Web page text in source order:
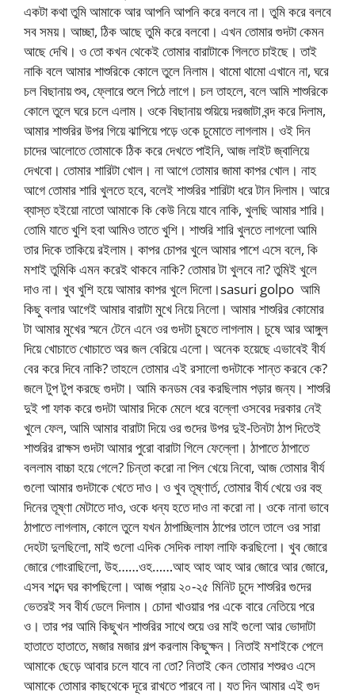
একটা কথা তুমি আমাকে আর আপনি আপনি করে বলবে না। তুমি করে বলবে
সব সময়। আচ্ছা, ঠিক আছে তুমি করে বলবো। এখন তোমার গুদটা কেমন
আছে দেখি। ও তো কখন থেকেই তোমার বারাটাকে গিলতে চাইছে। তাই
নাকি বলে আমার শাশুরিকে কোলে তুলে নিলাম। থামো থামো এখানে না, ঘরে
চল বিছানায় শুব, ফ্লোরে শুলে পিঠে লাগে। চল তাহলে, বলে আমি শাশুরিকে
কোলে তুলে ঘরে চলে এলাম। ওকে বিছানায় শুয়িয়ে দরজাটা বন্দ করে দিলাম,
আমার শাশুরির উপর গিয়ে ঝাপিয়ে পড়ে ওকে চুমোতে লাগলাম। ওই দিন
চাদের আলোতে তোমাকে ঠিক করে দেখতে পাইনি, আজ লাইট জ্বালিয়ে
দেখবো। তোমার শারিটা খোল। না আগে তোমার জামা কাপর খোল। নাহ
আগে তোমার শারি খুলতে হবে, বলেই শাশুরির শারিটা ধরে টান দিলাম। আরে
ব্যাস্ত হইয়ো নাতো আমাকে কি কেউ নিয়ে যাবে নাকি, খুলছি আমার শারি।
তোমি যাতে খুশি হবা আমিও তাতে খুশি। শাশুরি শারি খুলতে লাগলো আমি
তার দিকে তাকিয়ে রইলাম। কাপর চোপর খুলে আমার পাশে এসে বলে, কি
মশাই তুমিকি এমন করেই থাকবে নাকি? তোমার টা খুলবে না? তুমিই খুলে
দাও না। খুব খুশি হয়ে আমার কাপর খুলে দিলো।sasuri golpo আমি
কিছু বলার আগেই আমার বারাটা মুখে নিয়ে নিলো। আমার শাশুরির কোমোর
টা আমার মুখের স্মনে টেনে এনে ওর গুদটা চুষতে লাগলাম। চুষে আর আঙ্গুল
দিয়ে খোচাতে খোচাতে অর জল বেরিয়ে এলো। অনেক হয়েছে এভাবেই বীর্য
বের করে দিবে নাকি? তাহলে তোমার এই রসালো গুদটাকে শান্ত করবে কে?
জলে টুপ টুপ করছে গুদটা। আমি কনডম বের করছিলাম পড়ার জন্য। শাশুরি
দুই পা ফাক করে গুদটা আমার দিকে মেলে ধরে বল্লো ওসবের দরকার নেই
খুলে ফেল, আমি আমার বারাটা দিয়ে ওর গুদের উপর দুই-তিনটা ঠাপ দিতেই
শাশুরির রাক্ষস গুদটা আমার পুরো বারাটা গিলে ফেল্লো। ঠাপাতে ঠাপাতে
বললাম বাচ্চা হয়ে গেলে? চিন্তা করো না পিল খেয়ে নিবো, আজ তোমার বীর্য
গুলো আমার গুদটাকে খেতে দাও। ও খুব তূষ্ণার্ত, তোমার বীর্য খেয়ে ওর বহু
দিনের তূষ্ণা মেটাতে দাও, ওকে ধন্য হতে দাও না করো না। ওকে নানা ভাবে
ঠাপাতে লাগলাম, কোলে তুলে যখন ঠাপাচ্ছিলাম ঠাপের তালে তালে ওর সারা
দেহটা দুলছিলো, মাই গুলো এদিক সেদিক লাফা লাফি করছিলো। খুব জোরে
জোরে গোংরাছিলো, উহ……ওহ……আহ আহ আহ আর জোরে আর জোরে,
এসব শব্দে ঘর কাপছিলো। আজ প্রায় ২০-২৫ মিনিট চুদে শাশুরির গুদের
ভেতরই সব বীর্য ডেলে দিলাম। চোদা খাওয়ার পর একে বারে নেতিয়ে পরে
ও। তার পর আমি কিছুখন শাশুরির সাথে শুয়ে ওর মাই গুলো আর ভোদাটা
হাতাতে হাতাতে, মজার মজার গল্প করলাম কিছুক্ষন। নিতাই মশাইকে পেলে
আমাকে ছেড়ে আবার চলে যাবে না তো? নিতাই কেন তোমার শশুরও এসে
আমাকে তোমার কাছথেকে দূরে রাখতে পারবে না। যত দিন আমার এই গুদ